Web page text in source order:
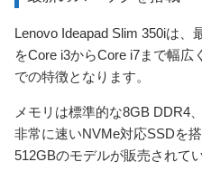
Lenovo Ideapad Slim 350iは
をCore i3からCore i7まで幅
での特徴となります。
メモリは標準的な8GB DDR4
非常に速いNVMe対応SSDを
512GBのモデルが販売されてい